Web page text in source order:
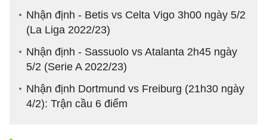
Nhận định - Betis vs Celta Vigo 3h00 ngày 5/2
(La Liga 2022/23)
Nhận định - Sassuolo vs Atalanta 2h45 ngày
5/2 (Serie A 2022/23)
Nhận định Dortmund vs Freiburg (21h30 ngày
4/2): Trận cầu 6 điểm